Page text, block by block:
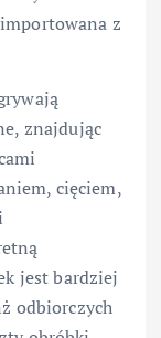
z
znajdując
cięciem,
jest bardziej
odbiorczych